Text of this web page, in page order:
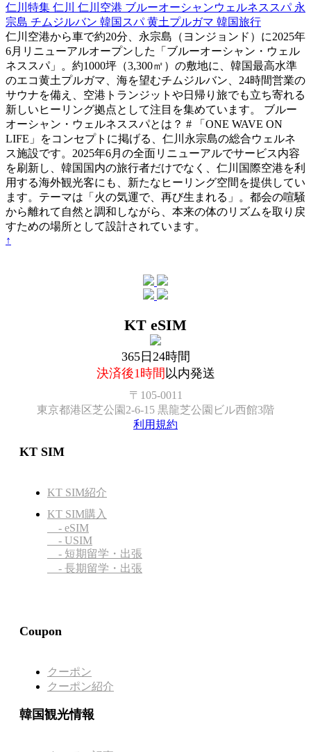
仁川特集 仁川 仁川空港 ブルーオーシャンウェルネススパ 永
宗島 チムジルバン 韓国スパ黄土プルガマ 韓国旅行
仁川空港から車で約20分、永宗島（ヨンジョンド）に2025年
6月リニューアルオープンした「ブルーオーシャン・ウェル
ネススパ」。約1000坪（3,300㎡）の敷地に、韓国最高水準
のエコ黄土プルガマ、海を望むチムジルバン、24時間営業の
サウナを備え、空港トランジットや日帰り旅でも立ち寄れる
新しいヒーリング拠点として注目を集めています。 ブルー
オーシャン・ウェルネススパとは？ # 「ONE WAVE ON
LIFE」をコンセプトに掲げる、仁川永宗島の総合ウェルネ
ス施設です。2025年6月の全面リニューアルでサービス内容
を刷新し、韓国国内の旅行者だけでなく、仁川国際空港を利
用する海外観光客にも、新たなヒーリング空間を提供してい
ます。テーマは「火の気運で、再び生まれる」。都会の喧騒
から離れて自然と調和しながら、本来の体のリズムを取り戻
すための場所として設計されています。
↑
KT eSIM
365日24時間
決済後1時間以内発送
〒105-0011
東京都港区芝公園2-6-15 黒龍芝公園ビル西館3階
利用規約
KT SIM
KT SIM紹介
KT SIM購入
- eSIM
- USIM
- 短期留学・出張
- 長期留学・出張
Coupon
クーポン
クーポン紹介
韓国観光情報